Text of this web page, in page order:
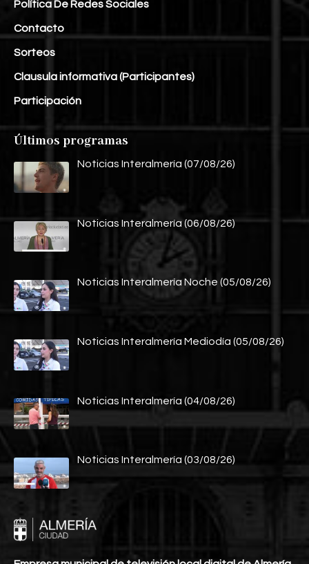
Política De Redes Sociales
Contacto
Sorteos
Clausula informativa (Participantes)
Participación
Últimos programas
Noticias Interalmería (07/08/26)
Noticias Interalmería (06/08/26)
Noticias Interalmería Noche (05/08/26)
Noticias Interalmería Mediodía (05/08/26)
Noticias Interalmería (04/08/26)
Noticias Interalmería (03/08/26)